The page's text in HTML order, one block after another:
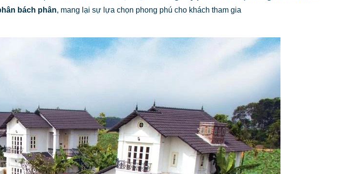
bách phân, mang lại sự lựa chọn phong phú cho khách tham gia